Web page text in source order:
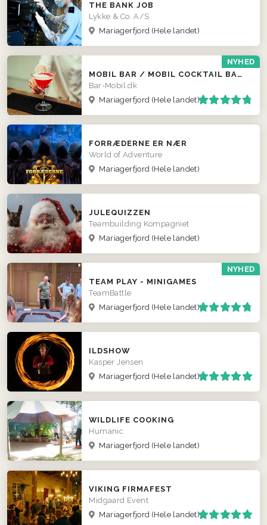
THE BANK JOB
Lykke & Co. A/S
Mariagerfjord (Hele landet)
NYHED
MOBIL BAR / MOBIL COCKTAIL BAR / FADØLS TRAILER
Bar-Mobil.dk
Mariagerfjord (Hele landet)
FORRÆDERNE ER NÆR
World of Adventure
Mariagerfjord (Hele landet)
JULEQUIZZEN
Teambuilding Kompagniet
Mariagerfjord (Hele landet)
NYHED
TEAM PLAY - MINIGAMES
TeamBattle
Mariagerfjord (Hele landet)
ILDSHOW
Kasper Jensen
Mariagerfjord (Hele landet)
WILDLIFE COOKING
Humanic
Mariagerfjord (Hele landet)
VIKING FIRMAFEST
Midgaard Event
Mariagerfjord (Hele landet)